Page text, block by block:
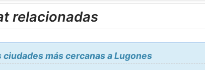
relacionadas
más cercanas a Lugones